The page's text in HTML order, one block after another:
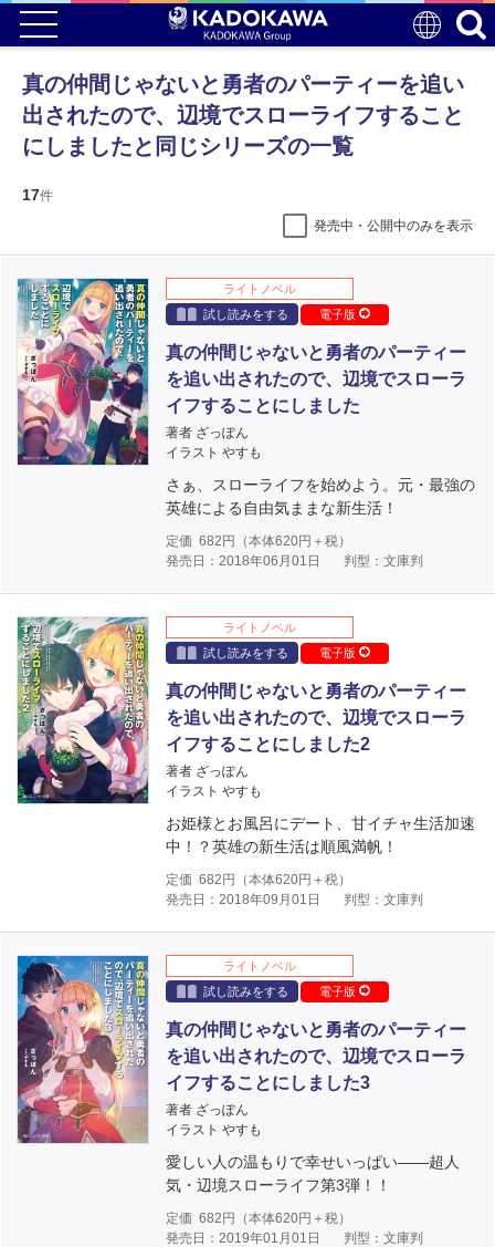
真の仲間じゃないと勇者のパーティーを追い
出されたので、辺境でスローライフすること
にしましたと同じシリーズの一覧
17件
発売中・公開中のみを表示
ライトノベル
試し読みをする
電子版
真の仲間じゃないと勇者のパーティー
を追い出されたので、辺境でスローラ
イフすることにしました
著者 ざっぽん
イラスト やすも
さぁ、スローライフを始めよう。元・最強の
英雄による自由気ままな新生活！
定価 682 円（本体620円＋税）
発売日：2018年06月01日
判型：文庫判
ライトノベル
試し読みをする
電子版
真の仲間じゃないと勇者のパーティー
を追い出されたので、辺境でスローラ
イフすることにしました2
著者 ざっぽん
イラスト やすも
お姫様とお風呂にデート、甘イチャ生活加速
中！？英雄の新生活は順風満帆！
定価 682 円（本体620円＋税）
発売日：2018年09月01日
判型：文庫判
ライトノベル
試し読みをする
電子版
真の仲間じゃないと勇者のパーティー
を追い出されたので、辺境でスローラ
イフすることにしました3
著者 ざっぽん
イラスト やすも
愛しい人の温もりで幸せいっぱい――超人
気・辺境スローライフ第3弾！！
定価 682 円（本体620円＋税）
発売日：2019年01月01日
判型：文庫判